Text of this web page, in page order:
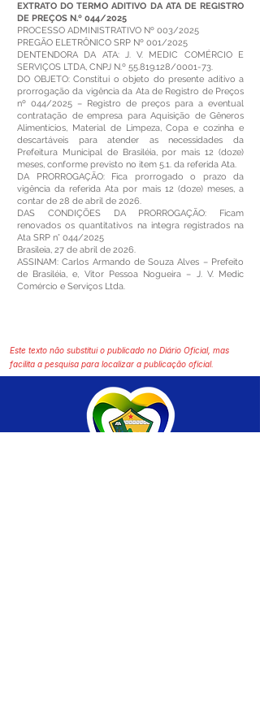
EXTRATO DO TERMO ADITIVO DA ATA DE REGISTRO
DE PREÇOS N.º 044/2025
PROCESSO ADMINISTRATIVO Nº 003/2025
PREGÃO ELETRÔNICO SRP Nº 001/2025
DENTENDORA DA ATA: J. V. MEDIC COMÉRCIO E
SERVIÇOS LTDA, CNPJ N.º 55.819.128/0001-73.
DO OBJETO: Constitui o objeto do presente aditivo a
prorrogação da vigência da Ata de Registro de Preços
nº 044/2025 – Registro de preços para a eventual
contratação de empresa para Aquisição de Gêneros
Alimentícios, Material de Limpeza, Copa e cozinha e
descartáveis para atender as necessidades da
Prefeitura Municipal de Brasiléia, por mais 12 (doze)
meses, conforme previsto no item 5.1. da referida Ata.
DA PRORROGAÇÃO: Fica prorrogado o prazo da
vigência da referida Ata por mais 12 (doze) meses, a
contar de 28 de abril de 2026.
DAS CONDIÇÕES DA PRORROGAÇÃO: Ficam
renovados os quantitativos na integra registrados na
Ata SRP n° 044/2025
Brasileia, 27 de abril de 2026.
ASSINAM: Carlos Armando de Souza Alves – Prefeito
de Brasiléia, e, Vitor Pessoa Nogueira – J. V. Medic
Comércio e Serviços Ltda.
Este texto não substitui o publicado no Diário Oficial, mas
facilita a pesquisa para localizar a publicação oficial.